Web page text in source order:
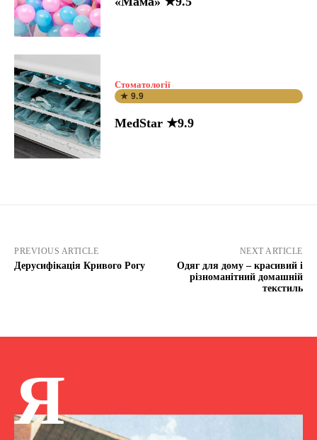
Стоматології
★ 9.9
MedStar ★9.9
PREVIOUS ARTICLE
Дерусифікація Кривого Рогу
NEXT ARTICLE
Одяг для дому – красивий і
різноманітний домашній
текстиль
Я